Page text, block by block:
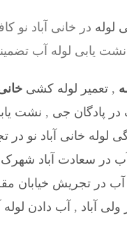
لوله در خانی آباد نو
نشت یابی لوله آب
,تعمیر لوله کشی
پادگان جی , نشت
لوله خانی آباد نو در
در سعادت آباد شهرک
در تجریش خیابان
آباد , آب دادن